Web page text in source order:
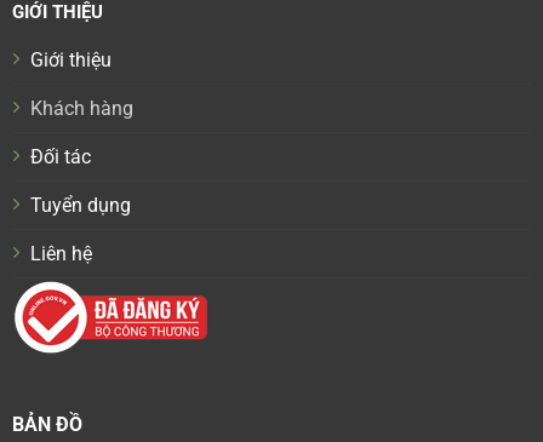
GIỚI THIỆU
Giới thiệu
Khách hàng
Đối tác
Tuyển dụng
Liên hệ
BẢN ĐỒ